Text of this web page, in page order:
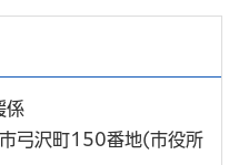
係
弓沢町150番地(市役所